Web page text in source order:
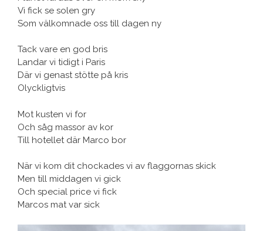
Vi fick se solen gry
Som välkomnade oss till dagen ny
Tack vare en god bris
Landar vi tidigt i Paris
Där vi genast stötte på kris
Olyckligtvis
Mot kusten vi for
Och såg massor av kor
Till hotellet där Marco bor
När vi kom dit chockades vi av flaggornas skick
Men till middagen vi gick
Och special price vi fick
Marcos mat var sick